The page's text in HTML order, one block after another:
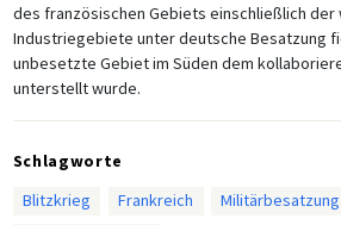
des französischen Gebiets einschließlich der
Industriegebiete unter deutsche Besatzung
unbesetzte Gebiet im Süden dem
unterstellt wurde.
Schlagworte
Blitzkrieg
Frankreich Militärbesatzung